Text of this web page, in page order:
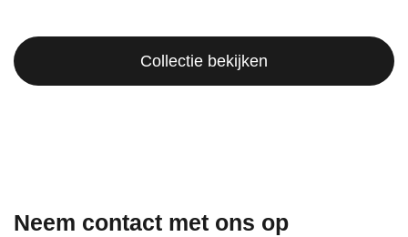
Collectie bekijken
Neem contact met ons op